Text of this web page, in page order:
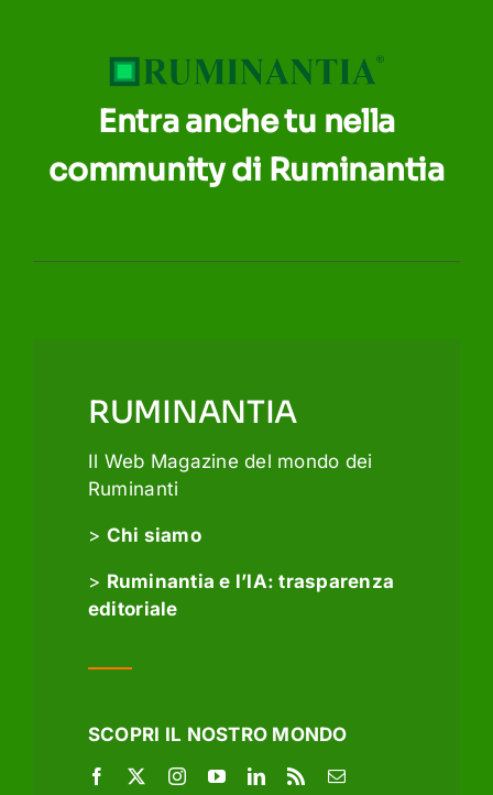
Entra anche tu nella
community di Ruminantia
RUMINANTIA
Il Web Magazine del mondo dei
Ruminanti
> Chi siamo
> Ruminantia e l’IA: trasparenza
editoriale
SCOPRI IL NOSTRO MONDO